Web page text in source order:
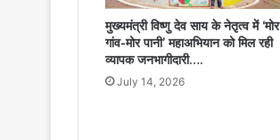
सार्वजनिक
शौचालय
संचालन
से
बढ़ी
मुख्यमंत्री विष्णु देव साय के नेतृत्व में ‘मोर
गांव-मोर पानी’ महाअभियान को मिल रही
व्यापक जनभागीदारी….
July 14, 2026